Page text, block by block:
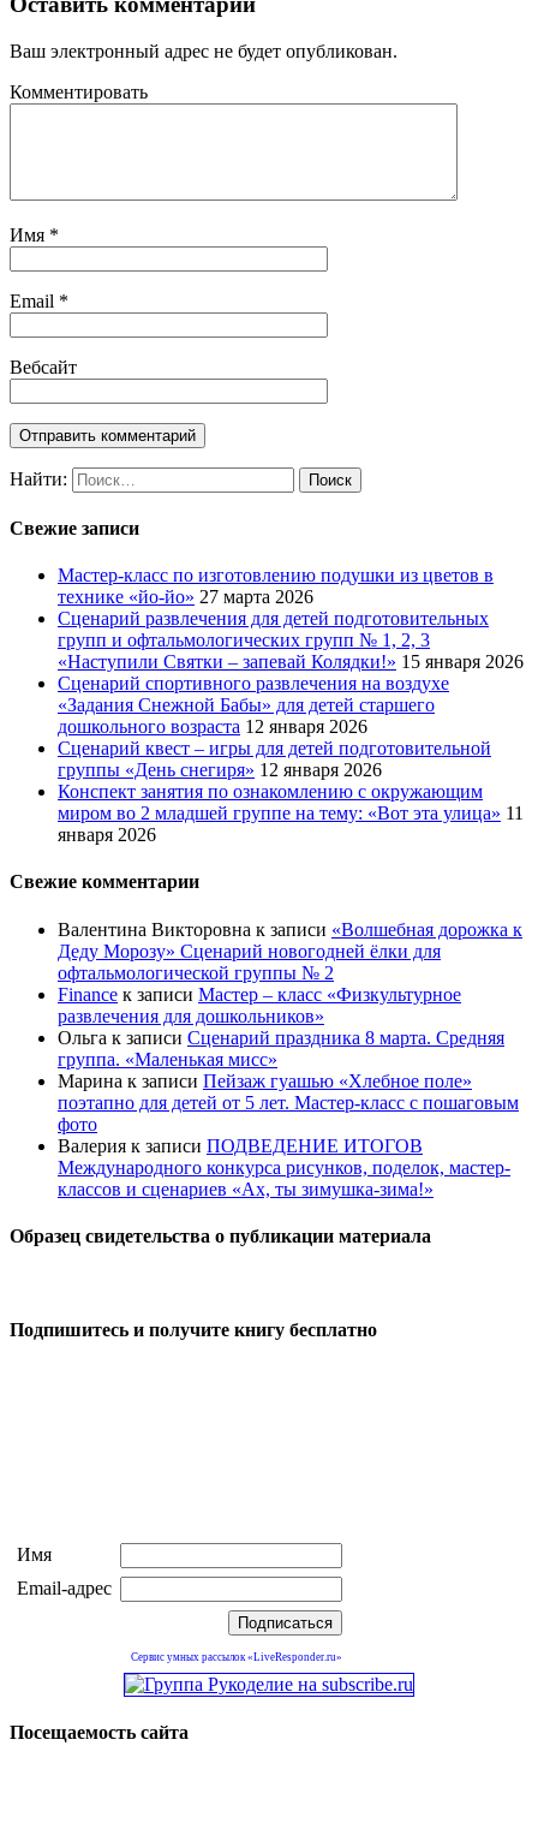
Ваш электронный адрес не будет опубликован.
Комментировать
Имя *
Email *
Вебсайт
Найти:
Свежие записи
Мастер-класс по изготовлению подушки из цветов в
технике «йо-йо» 27 марта 2026
Сценарий развлечения для детей подготовительных
групп и офтальмологических групп № 1, 2, 3
«Наступили Святки – запевай Колядки!» 15 января 2026
Сценарий спортивного развлечения на воздухе
«Задания Снежной Бабы» для детей старшего
дошкольного возраста 12 января 2026
Сценарий квест – игры для детей подготовительной
группы «День снегиря» 12 января 2026
Конспект занятия по ознакомлению с окружающим
миром во 2 младшей группе на тему: «Вот эта улица» 11
января 2026
Свежие комментарии
Валентина Викторовна к записи «Волшебная дорожка к
Деду Морозу» Сценарий новогодней ёлки для
офтальмологической группы № 2
Finance к записи Мастер – класс «Физкультурное
развлечения для дошкольников»
Ольга к записи Сценарий праздника 8 марта. Средняя
группа. «Маленькая мисс»
Марина к записи Пейзаж гуашью «Хлебное поле»
поэтапно для детей от 5 лет. Мастер-класс с пошаговым
фото
Валерия к записи ПОДВЕДЕНИЕ ИТОГОВ
Международного конкурса рисунков, поделок, мастер-
классов и сценариев «Ах, ты зимушка-зима!»
Образец свидетельства о публикации материала
Подпишитесь и получите книгу бесплатно
Имя
Email-адрес
Сервис умных рассылок «LiveResponder.ru»
Посещаемость сайта